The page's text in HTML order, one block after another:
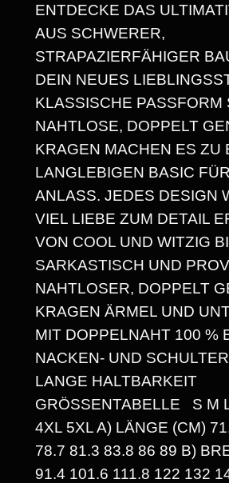
R
I
S
S
P
A
N
N
E
:
1
4
,
3
0
ENTDECKE DAS
AUS SCHWERER,
STRAPAZIERFÄHIGER
DEIN NEUES
KLASSISCHE PASSFORM
NAHTLOSE, DOPPELT
KRAGEN MACHEN ES ZU
LANGLEBIGEN BASIC
ANLASS. JEDES DESIGN
VIEL LIEBE ZUM DETAIL
VON COOL UND WITZIG
SARKASTISCH UND
NAHTLOSER, DOPPELT
KRAGEN ÄRMEL UND
MIT DOPPELNAHT 100 %
NACKEN- UND
LANGE HALTBARKEIT
GRÖSSENTABELLE S M L
XL 5XL A) LÄNGE (CM)
8.7 81.3 83.8 86 89 B)
1.4 101.6 111.8 122 132